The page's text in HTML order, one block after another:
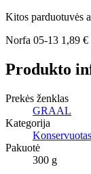
Kitos parduotuvės
Norfa 05-13 1,89 €
Produkto
Prekės ženklas
GRAAL
Kategorija
Pakuotė
300 g